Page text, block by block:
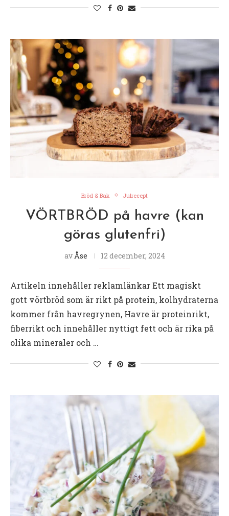
Bröd & Bak Julrecept
VÖRTBRÖD på havre (kan
göras glutenfri)
av Åse 12 december, 2024
Artikeln innehåller reklamlänkar Ett magiskt
gott vörtbröd som är rikt på protein, kolhydraterna
kommer från havregrynen, Havre är proteinrikt,
fiberrikt och innehåller nyttigt fett och är rika på
olika mineraler och …